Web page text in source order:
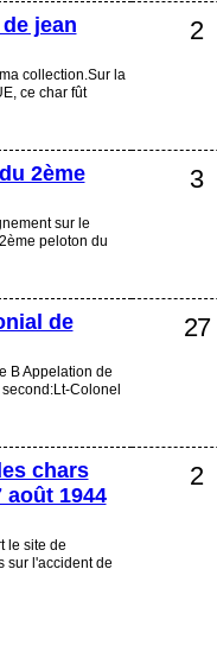
jean
collection.Sur la
ce char fût
2
2ème
sur le
peloton du
3
de
B Appelation de
Colonel
27
chars
août 1944
le site de
sur l'accident de
2